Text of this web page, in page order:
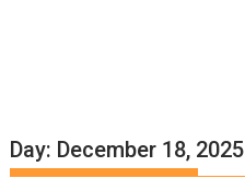
Day: December 18, 2025